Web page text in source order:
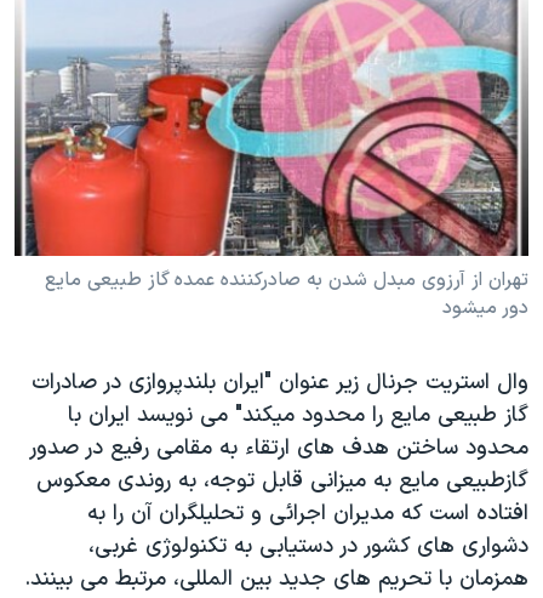
ویدیوها
فرهنگ و زندگی
حقوق شهروندی
اقتصادی
علم و فناوری
اسرائیل در جنگ
گالری عکس
آرشیو پخش زنده
بایگانی برنامه‌های تلویزیونی
مستندها
انتخابات ریاست جمهوری آمریکا ۲۰۲۴
حمله جمهوری اسلامی به اسرائیل
رمز مهسا
ورزش زنان در ایران
اعتراضات زن، زندگی، آزادی
مجموعه مستندهای دادخواهی
دادگاه حمید نوری
چهل سال گروگان‌گیری
قانون شفافیت دارائی کادر رهبری ایران
اعتراضات مردمی آبان ۹۸
اسرائیل در جنگ
دنبال کنید
زبانهای مختلف
تهران از آرزوی مبدل شدن به صادرکننده عمده گاز طبیعی مايع
دور ميشود
وال استريت جرنال زير عنوان "ايران بلندپروازی در صادرات
گاز طبيعی مايع را محدود ميکند" می نويسد ايران با
محدود ساختن هدف های ارتقاء به مقامی رفيع در صدور
گازطبيعی مايع به ميزانی قابل توجه، به روندی معکوس
افتاده است که مديران اجرائی و تحليلگران آن را به
دشواری های کشور در دستيابی به تکنولوژی غربی،
همزمان با تحريم های جديد بين المللی، مرتبط می بينند.